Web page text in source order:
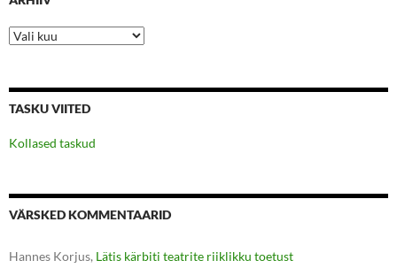
Arhiiv
TASKU VIITED
Kollased taskud
VÄRSKED KOMMENTAARID
Hannes Korjus, Lätis kärbiti teatrite riiklikku toetust